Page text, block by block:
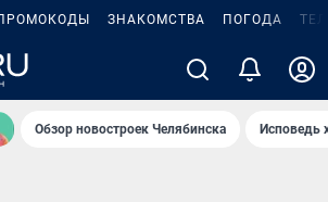
ЗНАКОМСТВА ПОГОДА
Обзор новостроек Челябинска Исповедь